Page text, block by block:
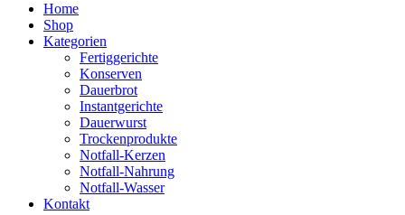
Home
Shop
Kategorien
Fertiggerichte
Konserven
Dauerbrot
Instantgerichte
Dauerwurst
Trockenprodukte
Notfall-Kerzen
Notfall-Nahrung
Notfall-Wasser
Kontakt